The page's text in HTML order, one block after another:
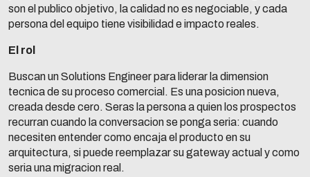
son el publico objetivo, la calidad no es negociable, y cada
persona del equipo tiene visibilidad e impacto reales.
El rol
Buscan un Solutions Engineer para liderar la dimension
tecnica de su proceso comercial. Es una posicion nueva,
creada desde cero. Seras la persona a quien los prospectos
recurran cuando la conversacion se ponga seria: cuando
necesiten entender como encaja el producto en su
arquitectura, si puede reemplazar su gateway actual y como
seria una migracion real.